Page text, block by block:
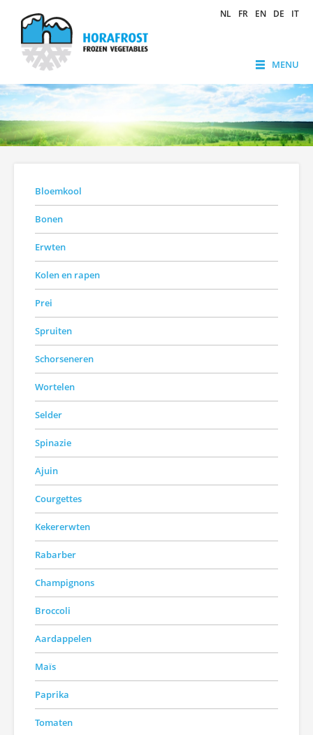
MENU
NL FR EN DE IT
Bloemkool
Bonen
Erwten
Kolen en rapen
Prei
Spruiten
Schorseneren
Wortelen
Selder
Spinazie
Ajuin
Courgettes
Kekererwten
Rabarber
Champignons
Broccoli
Aardappelen
Maïs
Paprika
Tomaten